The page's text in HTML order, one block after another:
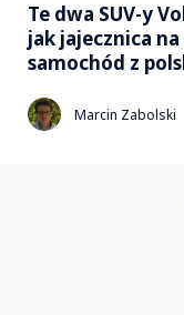
Te dwa SUV-y
jak jajecznica
samochód z
Marcin Zabolski